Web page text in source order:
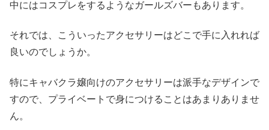
中にはコスプレをするようなガールズバーもあります。
それでは、こういったアクセサリーはどこで手に入れれば
良いのでしょうか。
特にキャバクラ嬢向けのアクセサリーは派手なデザインで
すので、プライベートで身につけることはあまりありませ
ん。